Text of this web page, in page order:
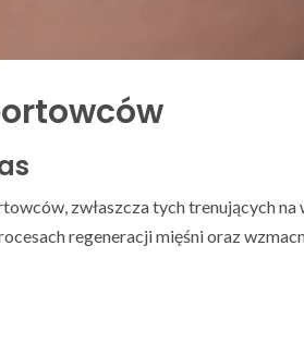
zwłaszcza tych trenujących na
regeneracji mięśni oraz